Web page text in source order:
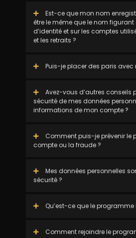
Est-ce que mon nom
être le même que le nom
d’identité et sur les comptes
et les retraits ?
Puis-je placer des paris avec
Avez-vous d’autres conseils
sécurité de mes données
informations de mon compte ?
Comment puis-je prévenir le
compte ou la fraude ?
Mes données personnelles
sécurité ?
Qu’est-ce que le programme
Comment rejoindre le